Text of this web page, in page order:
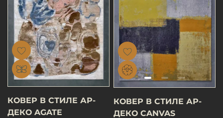
КОВЕР В СТИЛЕ АР-
ДЕКО AGATE
КОВЕР В СТИЛЕ АР-
ДЕКО CANVAS